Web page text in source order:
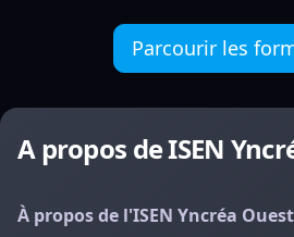
Parcourir les
A propos de ISEN
À propos de l'ISEN Yncréa Ouest